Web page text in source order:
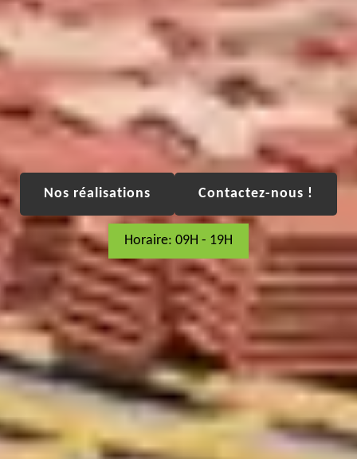
Nos réalisations Contactez-nous !
Horaire: 09H - 19H